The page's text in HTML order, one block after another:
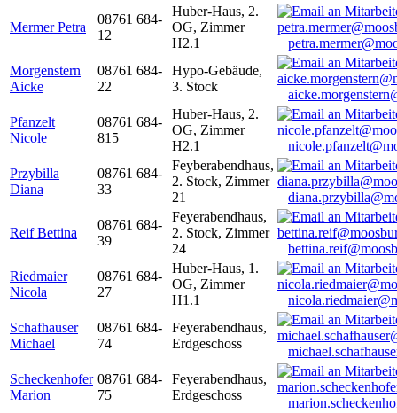
Mermer Petra
08761 684-
12
Huber-Haus, 2.
OG, Zimmer
H2.1
Morgenstern
Aicke
08761 684-
22
Hypo-Gebäude,
3. Stock
Pfanzelt
Nicole
08761 684-
815
Huber-Haus, 2.
OG, Zimmer
H2.1
Przybilla
Diana
08761 684-
33
Feyberabendhaus,
2. Stock, Zimmer
21
Reif Bettina
08761 684-
39
Feyerabendhaus,
2. Stock, Zimmer
24
Riedmaier
Nicola
08761 684-
27
Huber-Haus, 1.
OG, Zimmer
H1.1
Schafhauser
Michael
08761 684-
74
Feyerabendhaus,
Erdgeschoss
Scheckenhofer
Marion
08761 684-
75
Feyerabendhaus,
Erdgeschoss